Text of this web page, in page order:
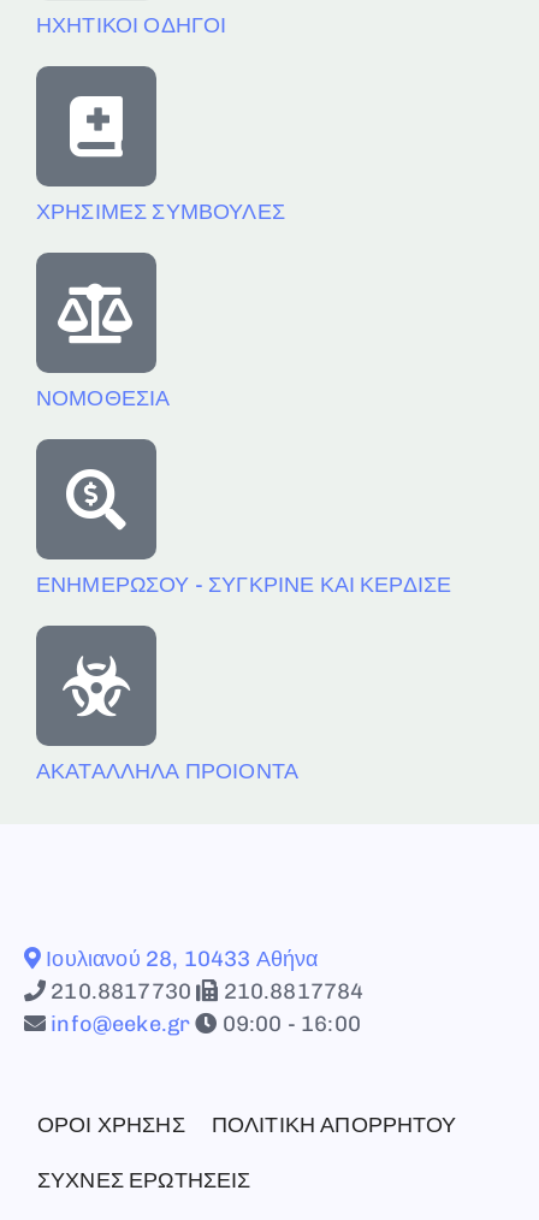
ΗΧΗΤΙΚΟΙ ΟΔΗΓΟΙ
ΧΡΗΣΙΜΕΣ ΣΥΜΒΟΥΛΕΣ
ΝΟΜΟΘΕΣΙΑ
ΕΝΗΜΕΡΩΣΟΥ - ΣΥΓΚΡΙΝΕ ΚΑΙ ΚΕΡΔΙΣΕ
ΑΚΑΤΑΛΛΗΛΑ ΠΡΟΙΟΝΤΑ
Ιουλιανού 28, 10433 Αθήνα
210.8817730
210.8817784
info@eeke.gr
09:00 - 16:00
ΟΡΟΙ ΧΡΗΣΗΣ ΠΟΛΙΤΙΚΗ ΑΠΟΡΡΗΤΟΥ
ΣΥΧΝΕΣ ΕΡΩΤΗΣΕΙΣ